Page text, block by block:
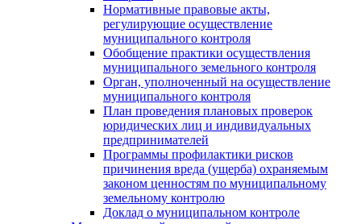
Нормативные правовые акты,
регулирующие осуществление
муниципального контроля
Обобщение практики осуществления
муниципального земельного контроля
Орган, уполноченный на осуществление
муниципального контроля
План проведения плановых проверок
юридических лиц и индивидуальных
предпринимателей
Программы профилактики рисков
причинения вреда (ущерба) охраняемым
законом ценностям по муниципальному
земельному контролю
Доклад о муниципальном контроле